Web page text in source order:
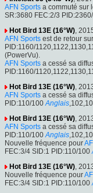
AFN Sports a commuté sur
SR:3680 FEC:2/3
Hot Bird 13E (16°W),
AFN Sports est de retour
PID:1160/
(PowerVu).
AFN Sports a cessé sa
PID:1160/
Hot Bird 13E (16°W),
AFN Sports a cessé sa
PID:110/100 Anglais
Hot Bird 13E (16°W),
AFN Sports a cessé sa
PID:110/100 Anglais
Nouvelle fréquence pour
FEC:3/4 SID:1 PID:110/100
Hot Bird 13E (16°W),
Nouvelle fréquence pour
FEC:3/4 SID:1 PID:110/100